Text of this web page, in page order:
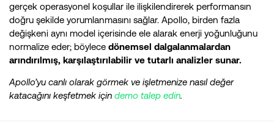
gerçek operasyonel koşullar ile ilişkilendirerek performansın
doğru şekilde yorumlanmasını sağlar. Apollo, birden fazla
değişkeni aynı model içerisinde ele alarak enerji yoğunluğunu
normalize eder; böylece dönemsel dalgalanmalardan
arındırılmış, karşılaştırılabilir ve tutarlı analizler sunar.
Apollo’yu canlı olarak görmek ve işletmenize nasıl değer
katacağını keşfetmek için demo talep edin.